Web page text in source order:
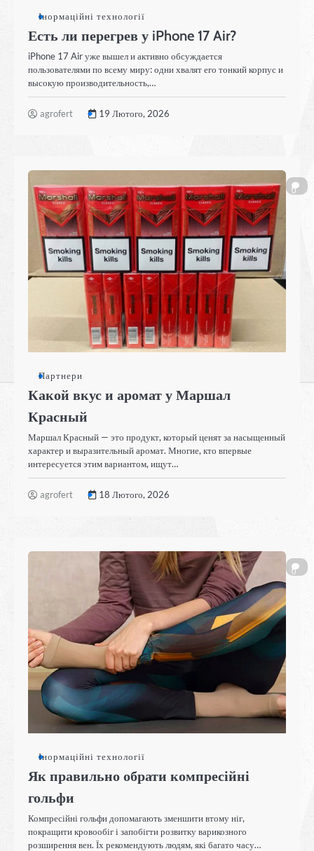
Інормаційні технології
Есть ли перегрев у iPhone 17 Air?
iPhone 17 Air уже вышел и активно обсуждается
пользователями по всему миру: одни хвалят его тонкий корпус и
высокую производительность,…
agrofert 19 Лютого, 2026
0
Партнери
Какой вкус и аромат у Маршал
Красный
Маршал Красный — это продукт, который ценят за насыщенный
характер и выразительный аромат. Многие, кто впервые
интересуется этим вариантом, ищут…
agrofert 18 Лютого, 2026
0
Інормаційні технології
Як правильно обрати компресійні
гольфи
Компресійні гольфи допомагають зменшити втому ніг,
покращити кровообіг і запобігти розвитку варикозного
розширення вен. Їх рекомендують людям, які багато часу…